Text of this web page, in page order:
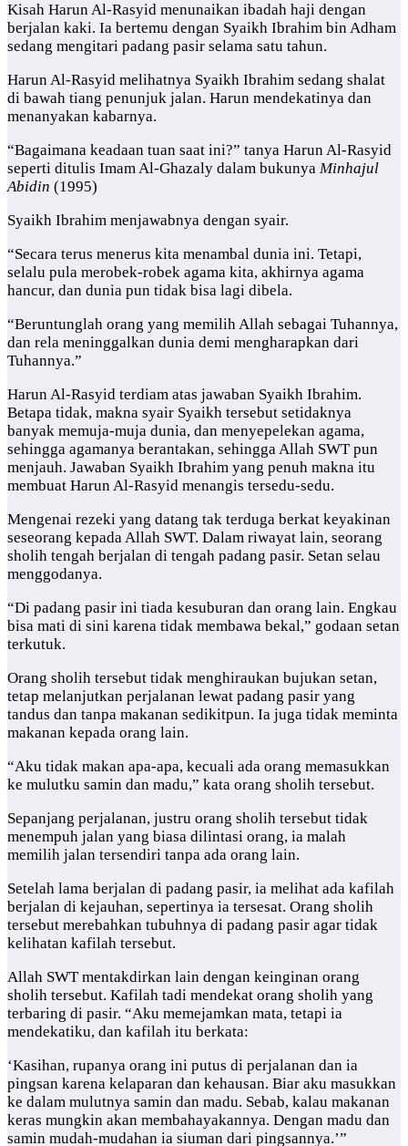
Kisah Harun Al-Rasyid menunaikan ibadah haji dengan
berjalan kaki. Ia bertemu dengan Syaikh Ibrahim bin Adham
sedang mengitari padang pasir selama satu tahun.
Harun Al-Rasyid melihatnya Syaikh Ibrahim sedang shalat
di bawah tiang penunjuk jalan. Harun mendekatinya dan
menanyakan kabarnya.
“Bagaimana keadaan tuan saat ini?” tanya Harun Al-Rasyid
seperti ditulis Imam Al-Ghazaly dalam bukunya Minhajul
Abidin (1995)
Syaikh Ibrahim menjawabnya dengan syair.
“Secara terus menerus kita menambal dunia ini. Tetapi,
selalu pula merobek-robek agama kita, akhirnya agama
hancur, dan dunia pun tidak bisa lagi dibela.
“Beruntunglah orang yang memilih Allah sebagai Tuhannya,
dan rela meninggalkan dunia demi mengharapkan dari
Tuhannya.”
Harun Al-Rasyid terdiam atas jawaban Syaikh Ibrahim.
Betapa tidak, makna syair Syaikh tersebut setidaknya
banyak memuja-muja dunia, dan menyepelekan agama,
sehingga agamanya berantakan, sehingga Allah SWT pun
menjauh. Jawaban Syaikh Ibrahim yang penuh makna itu
membuat Harun Al-Rasyid menangis tersedu-sedu.
Mengenai rezeki yang datang tak terduga berkat keyakinan
seseorang kepada Allah SWT. Dalam riwayat lain, seorang
sholih tengah berjalan di tengah padang pasir. Setan selau
menggodanya.
“Di padang pasir ini tiada kesuburan dan orang lain. Engkau
bisa mati di sini karena tidak membawa bekal,” godaan setan
terkutuk.
Orang sholih tersebut tidak menghiraukan bujukan setan,
tetap melanjutkan perjalanan lewat padang pasir yang
tandus dan tanpa makanan sedikitpun. Ia juga tidak meminta
makanan kepada orang lain.
“Aku tidak makan apa-apa, kecuali ada orang memasukkan
ke mulutku samin dan madu,” kata orang sholih tersebut.
Sepanjang perjalanan, justru orang sholih tersebut tidak
menempuh jalan yang biasa dilintasi orang, ia malah
memilih jalan tersendiri tanpa ada orang lain.
Setelah lama berjalan di padang pasir, ia melihat ada kafilah
berjalan di kejauhan, sepertinya ia tersesat. Orang sholih
tersebut merebahkan tubuhnya di padang pasir agar tidak
kelihatan kafilah tersebut.
Allah SWT mentakdirkan lain dengan keinginan orang
sholih tersebut. Kafilah tadi mendekat orang sholih yang
terbaring di pasir. “Aku memejamkan mata, tetapi ia
mendekatiku, dan kafilah itu berkata:
‘Kasihan, rupanya orang ini putus di perjalanan dan ia
pingsan karena kelaparan dan kehausan. Biar aku masukkan
ke dalam mulutnya samin dan madu. Sebab, kalau makanan
keras mungkin akan membahayakannya. Dengan madu dan
samin mudah-mudahan ia siuman dari pingsannya.’”